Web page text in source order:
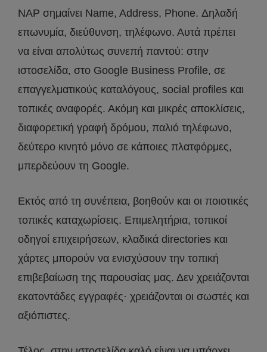
NAP σημαίνει Name, Address, Phone. Δηλαδή
επωνυμία, διεύθυνση, τηλέφωνο. Αυτά πρέπει
να είναι απολύτως συνεπή παντού: στην
ιστοσελίδα, στο Google Business Profile, σε
επαγγελματικούς καταλόγους, social profiles και
τοπικές αναφορές. Ακόμη και μικρές αποκλίσεις,
διαφορετική γραφή δρόμου, παλιό τηλέφωνο,
δεύτερο κινητό μόνο σε κάποιες πλατφόρμες,
μπερδεύουν τη Google.
Εκτός από τη συνέπεια, βοηθούν και οι ποιοτικές
τοπικές καταχωρίσεις. Επιμελητήρια, τοπικοί
οδηγοί επιχειρήσεων, κλαδικά directories και
χάρτες μπορούν να ενισχύσουν την τοπική
επιβεβαίωση της παρουσίας μας. Δεν χρειάζονται
εκατοντάδες εγγραφές· χρειάζονται οι σωστές και
αξιόπιστες.